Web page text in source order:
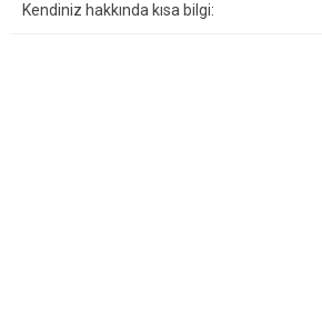
Kendiniz hakkında kısa bilgi: